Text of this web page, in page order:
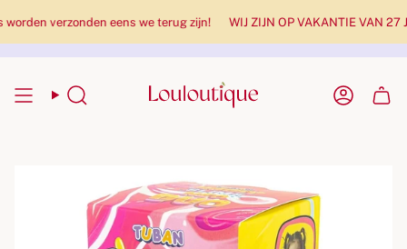
verzonden eens we terug zijn! WIJ ZIJN OP VAKANTIE VAN 27
Zoekopdracht